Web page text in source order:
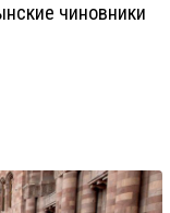
чиновники